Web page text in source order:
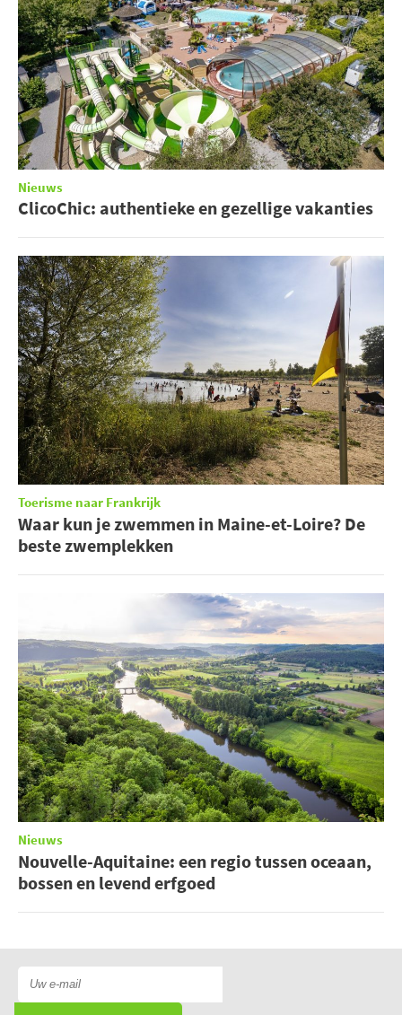
Nieuws
ClicoChic: authentieke en gezellige vakanties
Toerisme naar Frankrijk
Waar kun je zwemmen in Maine-et-Loire? De
beste zwemplekken
Nieuws
Nouvelle-Aquitaine: een regio tussen oceaan,
bossen en levend erfgoed